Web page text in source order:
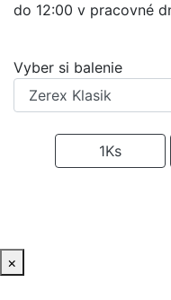
do 12:00 v pracovné
Vyber si balenie
1Ks
×